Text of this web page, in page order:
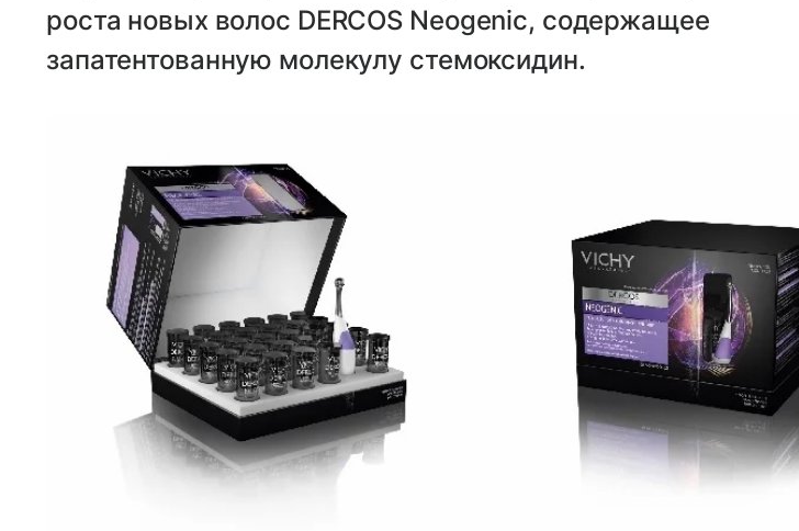
роста новых волос DERCOS Neogenic, содержащее
запатентованную молекулу стемоксидин.